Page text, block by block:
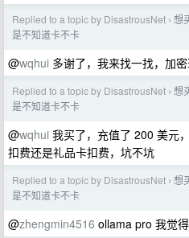
Replied to a topic by DisastrousNet › 想
是不知道卡不卡
@wqhui 多谢了，我来找一找，加
Replied to a topic by DisastrousNet › 想
是不知道卡不卡
@wqhui 我买了，充值了 200 美元
扣费还是礼品卡扣费，坑不坑
Replied to a topic by DisastrousNet › 想
是不知道卡不卡
@zhengmin4516 ollama pro 我觉